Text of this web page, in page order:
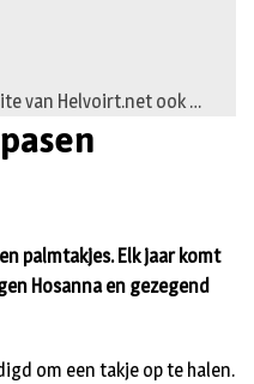
van Helvoirt.net ook …
en palmtakjes. Elk jaar komt
Hosanna en gezegend
om een takje op te halen.